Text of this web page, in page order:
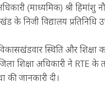
(माध्यमिक) श्री हिमांशु
निजी विद्यालय प्रतिनिधि
स्थिति और शिक्षा
शिक्षा अधिकारी ने RTE के
की जानकारी दी।